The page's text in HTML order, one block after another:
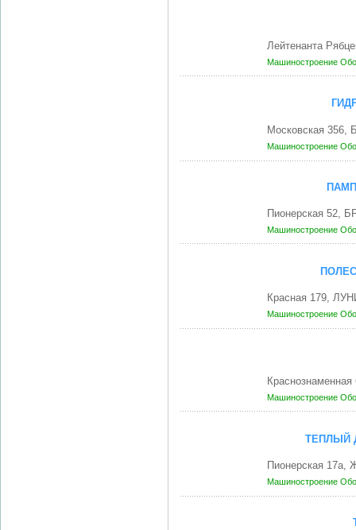
Лейтенанта
Машиностроение
Московская 356,
Машиностроение
Пионерская 52,
Машиностроение
Красная 179,
Машиностроение
Машиностроение
ТЕПЛЫЙ
Пионерская
Машиностроение